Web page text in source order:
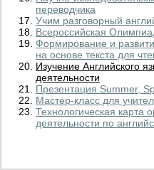
переводчика
Учим разговорный
Всероссийская
Формирование и
на основе текста для
Изучение Английского
деятельности
Презентация Summer,
Мастер-класс для
Технологическая карта
деятельности по